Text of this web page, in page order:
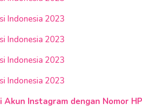
Indonesia 2023
Indonesia 2023
Indonesia 2023
Indonesia 2023
Akun Instagram dengan Nomor